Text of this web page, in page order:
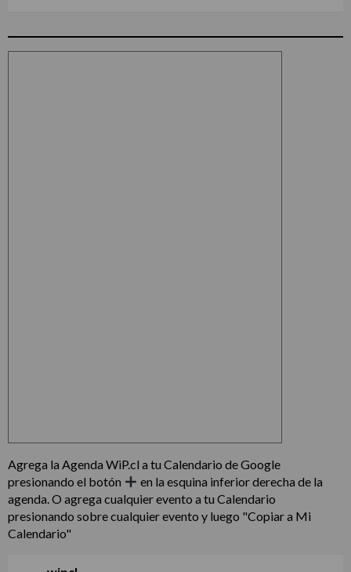
Agrega la Agenda WiP.cl a tu Calendario de Google
presionando el botón
en la esquina inferior derecha de la
agenda. O agrega cualquier evento a tu Calendario
presionando sobre cualquier evento y luego "Copiar a Mi
Calendario"